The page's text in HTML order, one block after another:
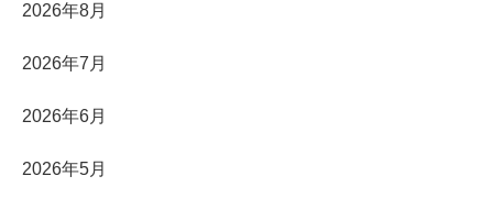
2026年8月
2026年7月
2026年6月
2026年5月